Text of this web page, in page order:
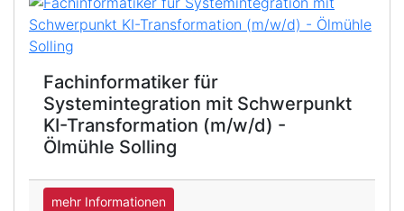
Fachinformatiker für
Systemintegration mit Schwerpunkt
KI-Transformation (m/w/d) -
Ölmühle Solling
mehr Informationen